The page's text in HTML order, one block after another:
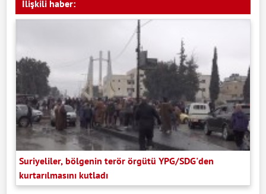
İlişkili haber:
Suriyeliler, bölgenin terör örgütü YPG/SDG'den
kurtarılmasını kutladı